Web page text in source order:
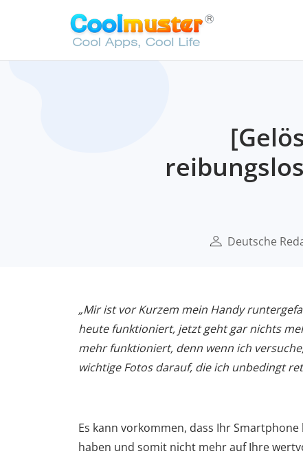
Deutsche
„Mir ist vor Kurzem mein Handy
heute funktioniert, jetzt geht gar nichts
mehr funktioniert, denn wenn ich
wichtige Fotos darauf, die ich unbedingt
Es kann vorkommen, dass Ihr
haben und somit nicht mehr auf Ihre